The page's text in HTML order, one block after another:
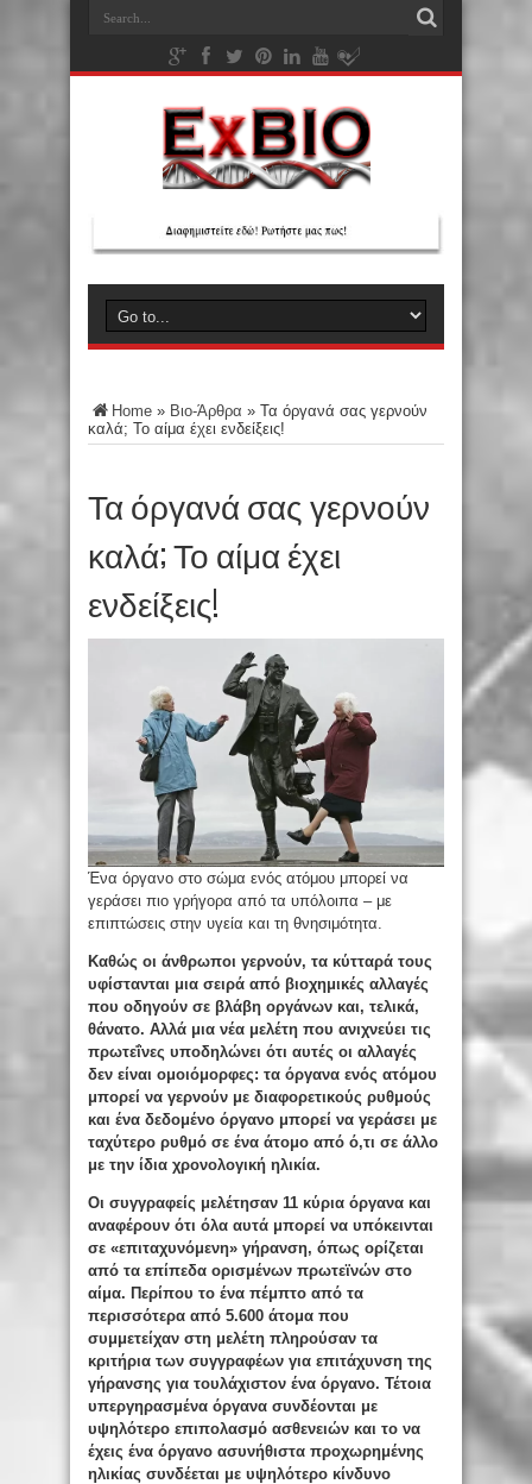
Home » Βιο-Άρθρα » Τα όργανά σας γερνούν
καλά; Το αίμα έχει ενδείξεις!
Τα όργανά σας γερνούν
καλά; Το αίμα έχει
ενδείξεις!
Ένα όργανο στο σώμα ενός ατόμου μπορεί να
γεράσει πιο γρήγορα από τα υπόλοιπα – με
επιπτώσεις στην υγεία και τη θνησιμότητα.
Καθώς οι άνθρωποι γερνούν, τα κύτταρά τους
υφίστανται μια σειρά από βιοχημικές αλλαγές
που οδηγούν σε βλάβη οργάνων και, τελικά,
θάνατο. Αλλά μια νέα μελέτη που ανιχνεύει τις
πρωτεΐνες υποδηλώνει ότι αυτές οι αλλαγές
δεν είναι ομοιόμορφες: τα όργανα ενός ατόμου
μπορεί να γερνούν με διαφορετικούς ρυθμούς
και ένα δεδομένο όργανο μπορεί να γεράσει με
ταχύτερο ρυθμό σε ένα άτομο από ό,τι σε άλλο
με την ίδια χρονολογική ηλικία.
Οι συγγραφείς μελέτησαν 11 κύρια όργανα και
αναφέρουν ότι όλα αυτά μπορεί να υπόκεινται
σε «επιταχυνόμενη» γήρανση, όπως ορίζεται
από τα επίπεδα ορισμένων πρωτεϊνών στο
αίμα. Περίπου το ένα πέμπτο από τα
περισσότερα από 5.600 άτομα που
συμμετείχαν στη μελέτη πληρούσαν τα
κριτήρια των συγγραφέων για επιτάχυνση της
γήρανσης για τουλάχιστον ένα όργανο. Τέτοια
υπεργηρασμένα όργανα συνδέονται με
υψηλότερο επιπολασμό ασθενειών και το να
έχεις ένα όργανο ασυνήθιστα προχωρημένης
ηλικίας συνδέεται με υψηλότερο κίνδυνο